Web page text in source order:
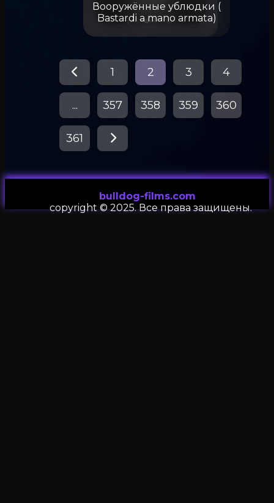
Вооружённые ублюдки (
Bastardi a mano armata)
1 2 3 4
... 357 358 359 360
361
bulldog-films.com
сopyright © 2025. Все права защищены.